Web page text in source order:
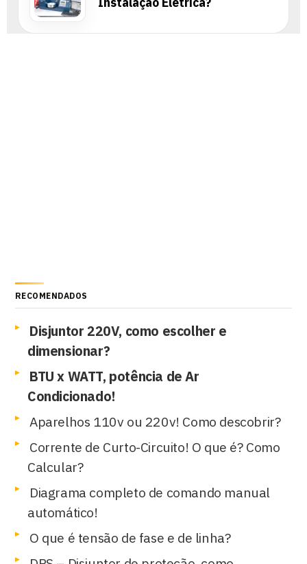
RECOMENDADOS
Disjuntor 220V, como escolher e
dimensionar?
BTU x WATT, potência de Ar
Condicionado!
Aparelhos 110v ou 220v! Como descobrir?
Corrente de Curto-Circuito! O que é? Como
Calcular?
Diagrama completo de comando manual
automático!
O que é tensão de fase e de linha?